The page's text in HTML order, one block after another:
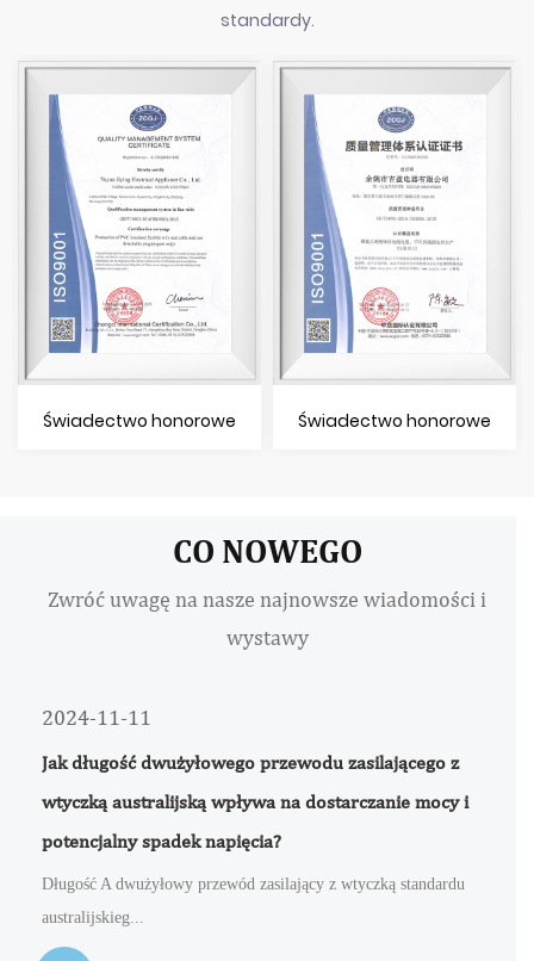
standardy.
Świadectwo honorowe Świadectwo honorowe
CO NOWEGO
Zwróć uwagę na nasze najnowsze wiadomości i
wystawy
2024-11-11
Jak długość dwużyłowego przewodu zasilającego z
wtyczką australijską wpływa na dostarczanie mocy i
potencjalny spadek napięcia?
Długość A dwużyłowy przewód zasilający z wtyczką standardu
australijskieg...